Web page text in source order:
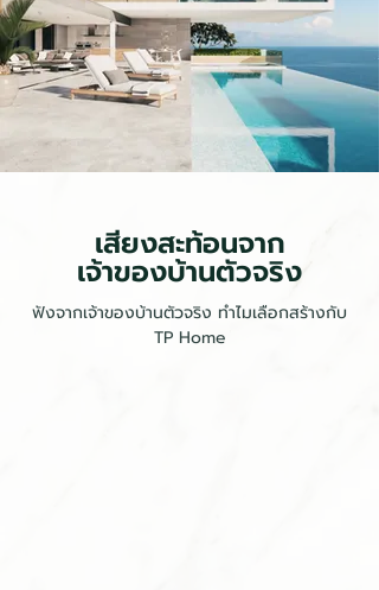
เสียงสะท้อนจาก
เจ้าของบ้านตัวจริง
ฟังจากเจ้าของบ้านตัวจริง ทำไมเลือกสร้างกับ
TP Home